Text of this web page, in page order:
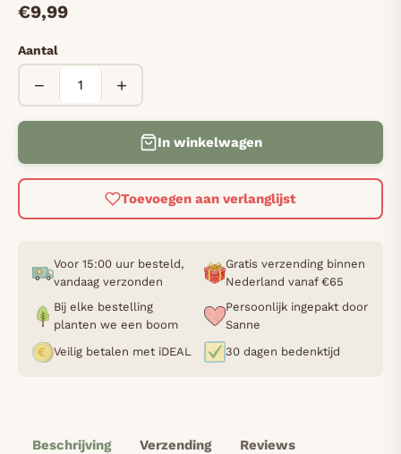
€9,99
Aantal
− +
In winkelwagen
Toevoegen aan verlanglijst
Voor 15:00 uur besteld,
vandaag verzonden
Gratis verzending binnen
Nederland vanaf €65
Bij elke bestelling
planten we een boom
Persoonlijk ingepakt door
Sanne
Veilig betalen met iDEAL
30 dagen bedenktijd
Beschrijving Verzending Reviews